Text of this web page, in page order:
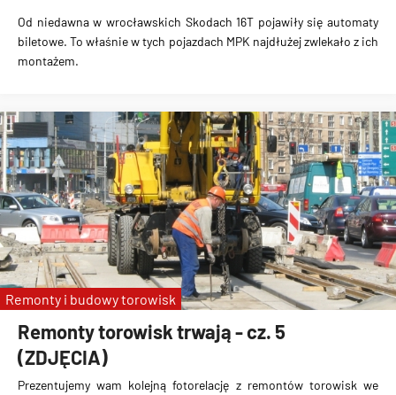
Od niedawna w wrocławskich Skodach 16T pojawiły się automaty
biletowe. To właśnie w tych pojazdach MPK najdłużej zwlekało z ich
montażem.
Remonty torowisk trwają - cz. 5
(ZDJĘCIA)
Prezentujemy wam kolejną fotorelację z remontów torowisk we
Remonty i budowy torowisk